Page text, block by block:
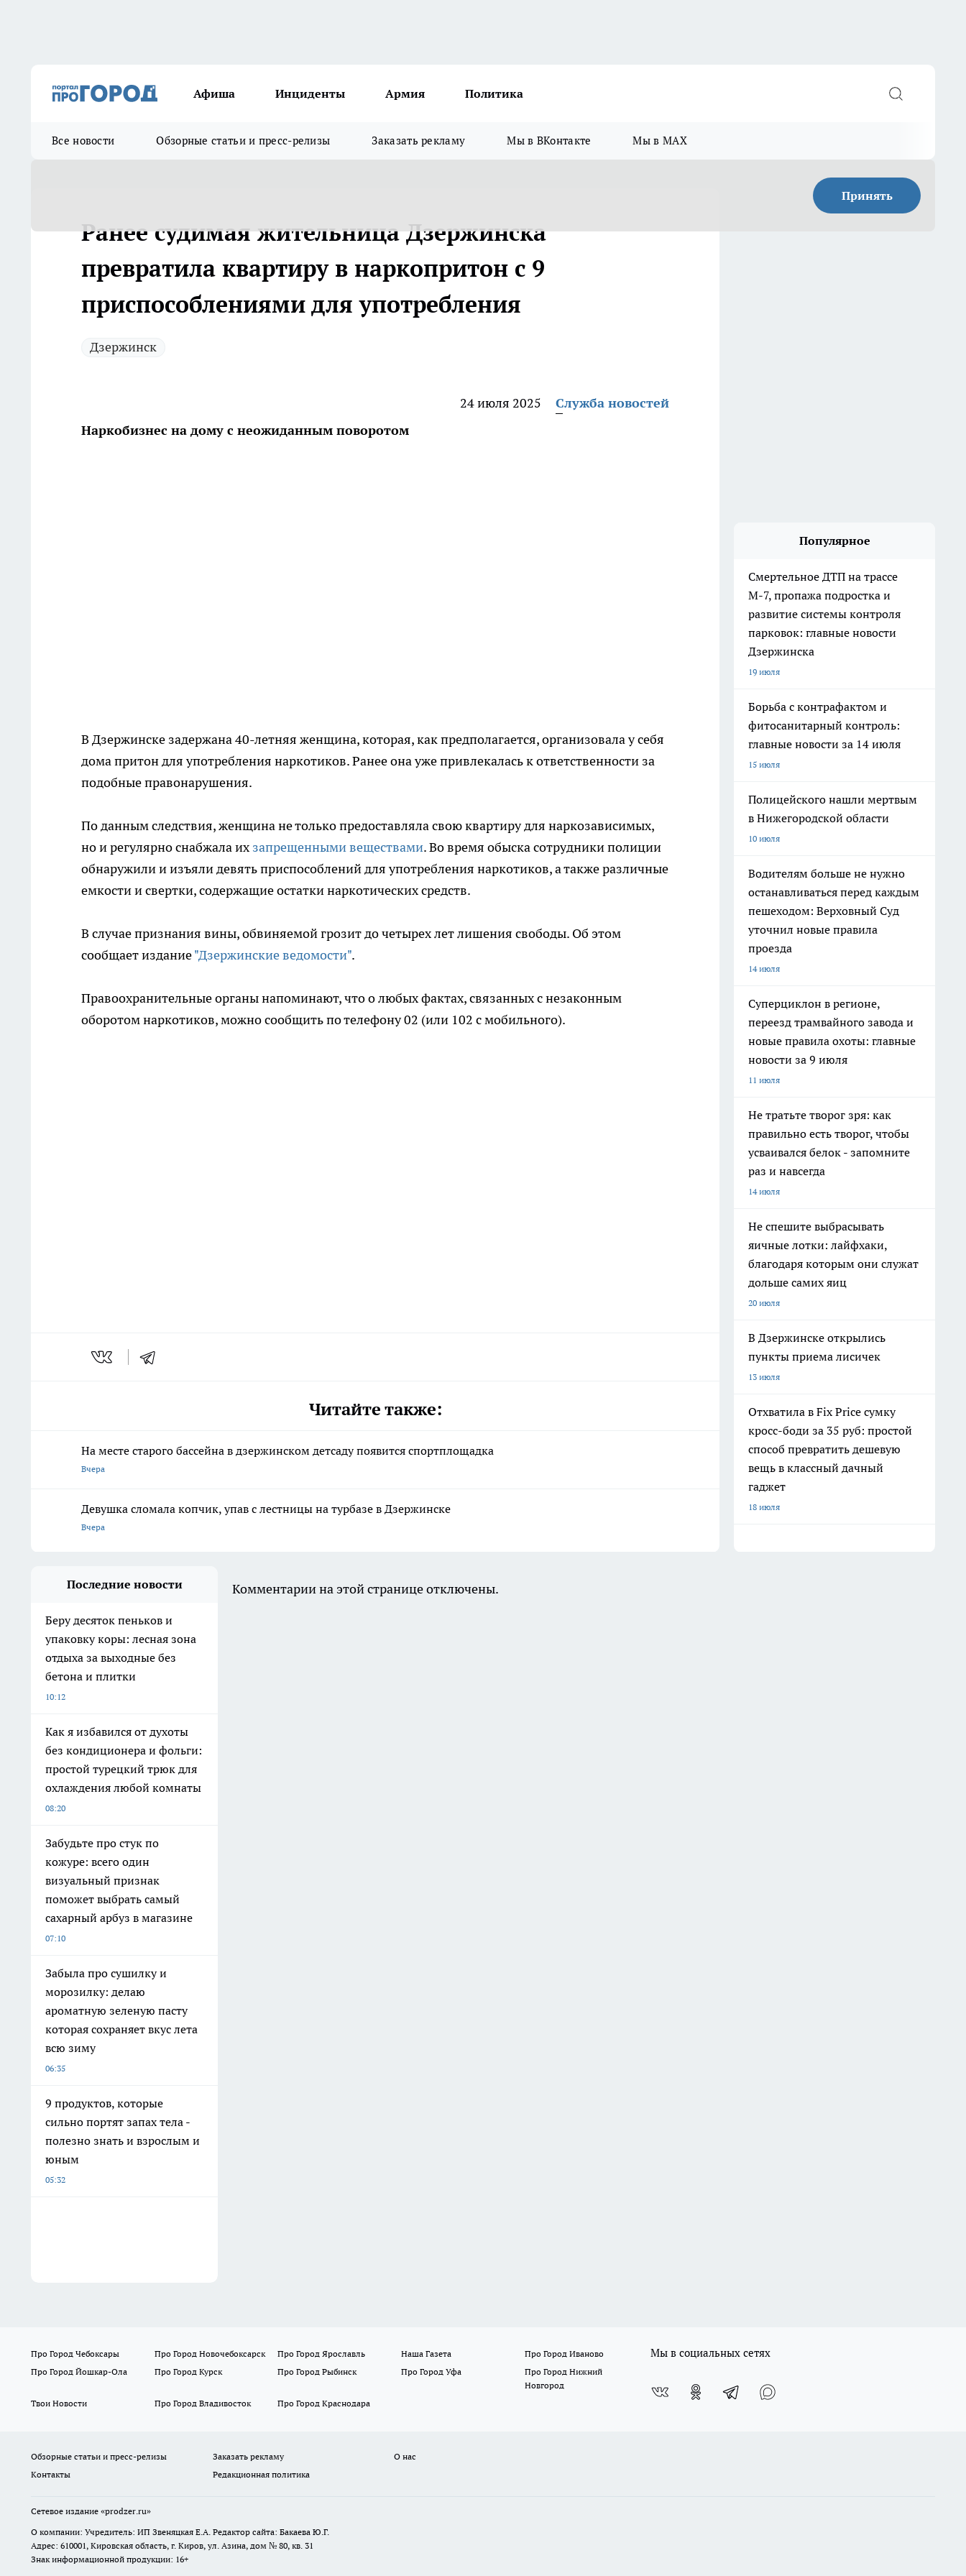
Афиша Инциденты Армия Политика
Все новости Обзорные статьи и пресс-релизы Заказать рекламу Мы в ВКонтакте Мы в MAX
Принять
Ранее судимая жительница Дзержинска
превратила квартиру в наркопритон с 9
приспособлениями для употребления
Дзержинск
24 июля 2025
Служба новостей
Наркобизнес на дому с неожиданным поворотом
В Дзержинске задержана 40-летняя женщина, которая, как предполагается, организовала у себя
дома притон для употребления наркотиков. Ранее она уже привлекалась к ответственности за
подобные правонарушения.
По данным следствия, женщина не только предоставляла свою квартиру для наркозависимых,
но и регулярно снабжала их запрещенными веществами. Во время обыска сотрудники полиции
обнаружили и изъяли девять приспособлений для употребления наркотиков, а также различные
емкости и свертки, содержащие остатки наркотических средств.
В случае признания вины, обвиняемой грозит до четырех лет лишения свободы. Об этом
сообщает издание"Дзержинские ведомости".
Правоохранительные органы напоминают, что о любых фактах, связанных с незаконным
оборотом наркотиков, можно сообщить по телефону 02 (или 102 с мобильного).
Читайте также:
На месте старого бассейна в дзержинском детсаду появится спортплощадка
Вчера
Девушка сломала копчик, упав с лестницы на турбазе в Дзержинске
Вчера
Популярное
Смертельное ДТП на трассе
М-7, пропажа подростка и
развитие системы контроля
парковок: главные новости
Дзержинска
19 июля
Борьба с контрафактом и
фитосанитарный контроль:
главные новости за 14 июля
15 июля
Полицейского нашли мертвым
в Нижегородской области
10 июля
Водителям больше не нужно
останавливаться перед каждым
пешеходом: Верховный Суд
уточнил новые правила
проезда
14 июля
Суперциклон в регионе,
переезд трамвайного завода и
новые правила охоты: главные
новости за 9 июля
11 июля
Не тратьте творог зря: как
правильно есть творог, чтобы
усваивался белок - запомните
раз и навсегда
14 июля
Не спешите выбрасывать
яичные лотки: лайфхаки,
благодаря которым они служат
дольше самих яиц
20 июля
В Дзержинске открылись
пункты приема лисичек
13 июля
Отхватила в Fix Price сумку
кросс-боди за 35 руб: простой
способ превратить дешевую
вещь в классный дачный
гаджет
18 июля
Последние новости
Беру десяток пеньков и
упаковку коры: лесная зона
отдыха за выходные без
бетона и плитки
10:12
Как я избавился от духоты
без кондиционера и фольги:
простой турецкий трюк для
охлаждения любой комнаты
08:20
Забудьте про стук по
кожуре: всего один
визуальный признак
поможет выбрать самый
сахарный арбуз в магазине
07:10
Забыла про сушилку и
морозилку: делаю
ароматную зеленую пасту
которая сохраняет вкус лета
всю зиму
06:35
9 продуктов, которые
сильно портят запах тела -
полезно знать и взрослым и
юным
05:32
Комментарии на этой странице отключены.
Про Город Чебоксары Про Город Новочебоксарск Про Город Ярославль Наша Газета
Про Город Иваново
Про Город Йошкар-Ола
Про Город Курск Про Город Рыбинск Про Город Уфа
Про Город Нижний
Новгород
Твои Новости
Про Город Владивосток Про Город Краснодара
Мы в социальных сетях
Обзорные статьи и пресс-релизы Заказать рекламу
О нас
Контакты
Редакционная политика
Сетевое издание «prodzer.ru»
О компании: Учредитель: ИП Звеняцкая Е.А. Редактор сайта: Бакаева Ю.Г.
Адрес: 610001, Кировская область, г. Киров, ул. Азина, дом № 80, кв. 31
Знак информационной продукции: 16+